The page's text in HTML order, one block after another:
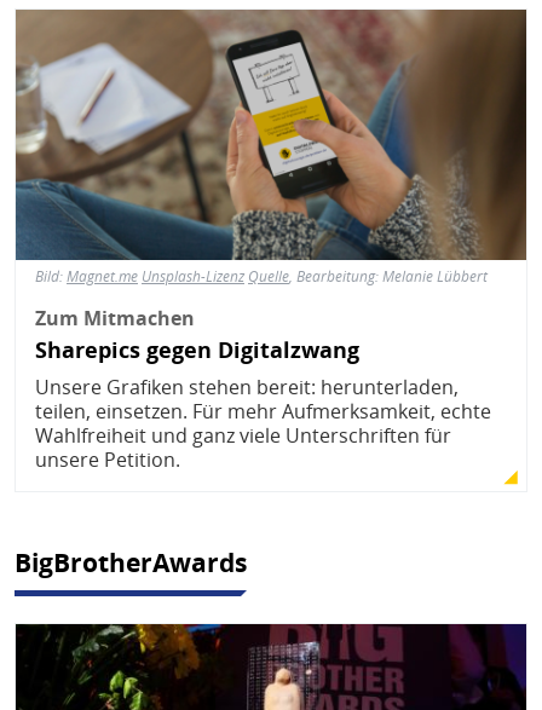
Bild
Bild:Magnet.me Unsplash-Lizenz Quelle, Bearbeitung: Melanie Lübbert
Zum Mitmachen
Sharepics gegen Digitalzwang
Unsere Grafiken stehen bereit: herunterladen,
teilen, einsetzen. Für mehr Aufmerksamkeit, echte
Wahlfreiheit und ganz viele Unterschriften für
unsere Petition.
BigBrotherAwards
Bild